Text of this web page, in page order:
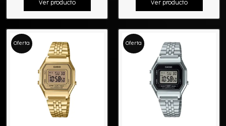
Ver producto Ver producto
Oferta Oferta